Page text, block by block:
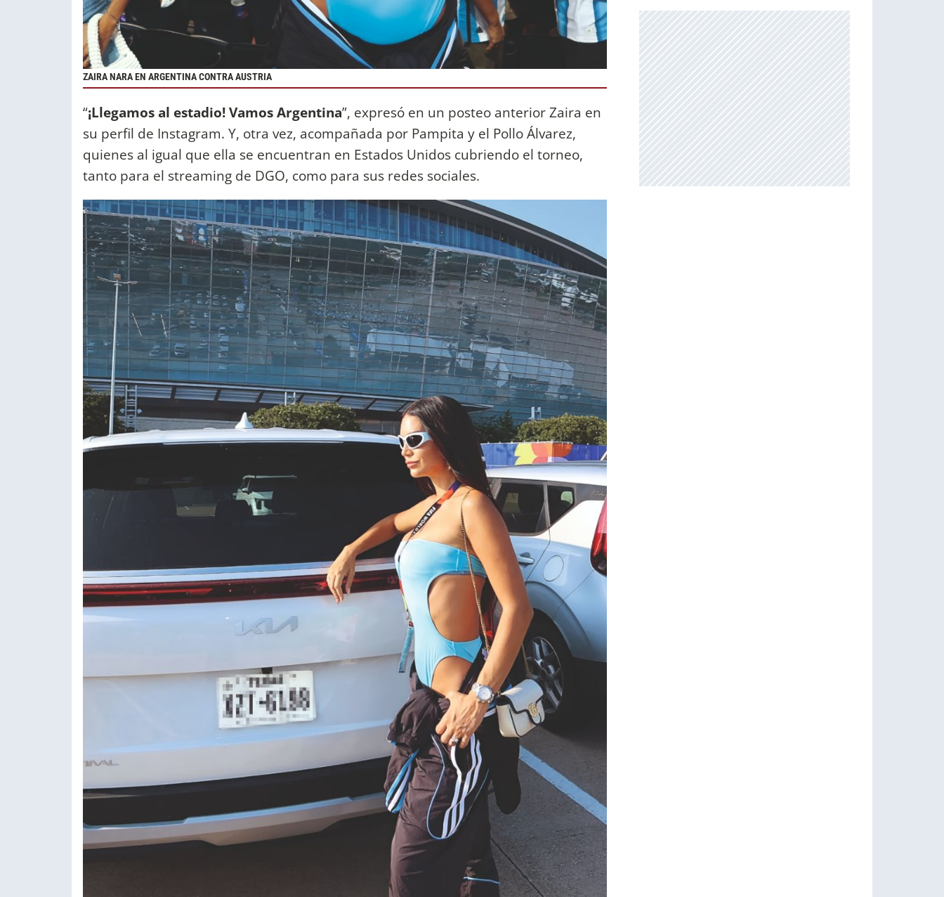
ZAIRA NARA EN ARGENTINA CONTRA AUSTRIA
“¡Llegamos al estadio! Vamos Argentina”, expresó en un posteo anterior Zaira en
su perfil de Instagram. Y, otra vez, acompañada por Pampita y el Pollo Álvarez,
quienes al igual que ella se encuentran en Estados Unidos cubriendo el torneo,
tanto para el streaming de DGO, como para sus redes sociales.